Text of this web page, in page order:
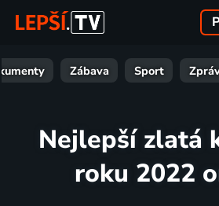
Zábava Sport
Nejlepší zlatá
roku 2022